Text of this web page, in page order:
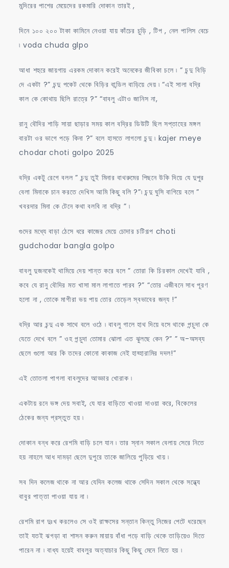
মন্দিরের পাশের মেয়েদের রকমারি দোকান তারই ,
দিনে ১০০ ২০০ টাকা কামিনে নেওয়া যায় কাঁচের চুড়ি , টিপ , নেল পালিস বেচে
৷ voda chuda glpo
আধা শহুরে জায়গায় এরকম দোকান করেই অনেকের জীবিকা চলে ৷ ” চন্দু বিড়ি
দে একটা ?” চন্দু পকেট থেকে বিড়ির বান্ডিল বাড়িয়ে দেয় ৷ “এই সালা বদ্রি
কাল কে কোথায় ছিলি রাত্রে ?” “বাবলু এটাও জানিস না,
রানু বৌদির শাড়ি সায়া ছাড়ার সময় কাল বদ্রির ডিউটি ছিল সপ্তাহের মঙ্গল
বারটা ওর ভাগে পড়ে কিনা ?” বলে হাসতে লাগলো চন্দু ৷ kajer meye
chodar choti golpo 2025
বদ্রি একটু রেগে বলল ” চন্দু তুই মিনার বাথরুমের পিছনে উকি দিয়ে যে দুপুর
বেলা মিনাকে চান করতে দেখিস আমি কিছু বলি ?”৷ চন্দু ঘুসি বাগিয়ে বলে ”
খবরদার মিনা কে টেনে কথা বলবি না বদ্রি ” ৷
গুদের মধ্যে বাড়া ঠেসে ধরে কাজের মেয়ে চোদার চটিগল্প choti
gudchodar bangla golpo
বাবলু দুজনকেই থামিয়ে দেয় শান্ত করে বলে ” তোরা কি চিরকাল দেখেই যাবি ,
কবে যে রানু বৌদির মত খাসা মাল লাগাতে পারব ?” “তোর এজীবনে সাধ পূরণ
হলো না , তোকে মাগীরা ভয় পায় তোর তেড়েল স্বভাবের জন্য !”
বদ্রি আর চন্দু এক সাথে বলে ওঠে ৷ বাবলু গালে হাথ দিয়ে বসে থাকে পন্চুদা কে
যেতে দেখে বলে ” ওহ পন্চুদা তোমার ঝোলা এত ঝুলছে কেন ?” ” অ-অসব্য
ছেলে গুলো আর কি তদের কোনো কাকাজ নেই হাহ্হারামির দদল!”
এই তোতলা পাগলা বাবলুদের আড্ডার খোরাক ৷
একটায় রনে ভঙ্গ দেয় সবাই, যে যার বাড়িতে খাওয়া দাওয়া করে, বিকেলের
ঠেকের জন্য প্রস্তুত হয় ৷
দোকান বন্ধ করে রেশমি বাড়ি চলে যান ৷ তার স্নান সকাল বেলায় সেরে নিতে
হয় নাহলে আধ দামড়া ছেলে দুপুরে তাকে জালিয়ে পুড়িয়ে খায় ৷
সব দিন কলেজ থাকে না আর যেদিন কলেজ থাকে সেদিন সকাল থেকে সন্ধ্যে
বাবুর পাত্তা পাওয়া যায় না ৷
রেশমি রাগ দুঃখ করলেও সে ওই রাক্ষসের সন্তান কিন্তু নিজের পেটে ধরেছেন
তাই যতই ঝগড়া বা শাসন করুন মায়ায় বাঁধা পড়ে বাড়ি থেকে তাড়িয়েও দিতে
পারেন না ৷ বাধ্য হয়েই বাবলুর অত্যাচার কিছু কিছু মেনে নিতে হয় ৷